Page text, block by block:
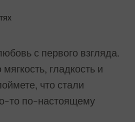
с первого взгляда.
гладкость и
что стали
то по-настоящему